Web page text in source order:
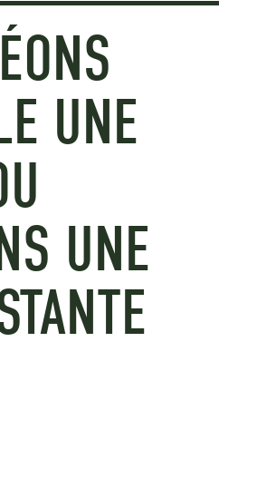
UNE
UNE